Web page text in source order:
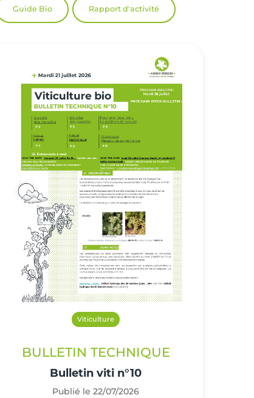
Guide Bio Rapport d'activité
Viticulture
BULLETIN TECHNIQUE
Bulletin viti n°10
Publié le 22/07/2026